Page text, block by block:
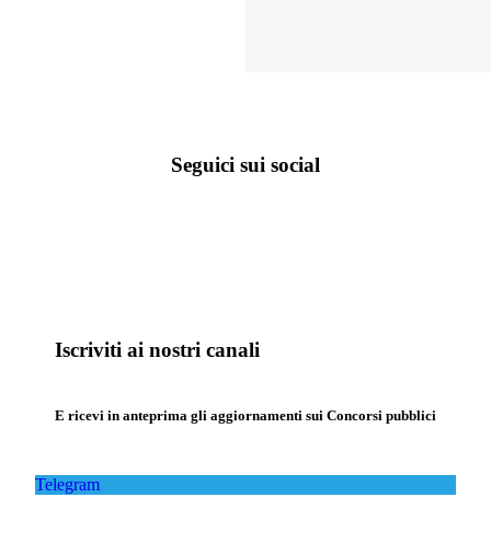
Seguici sui social
Iscriviti ai nostri canali
E ricevi in anteprima gli aggiornamenti sui Concorsi pubblici
Telegram